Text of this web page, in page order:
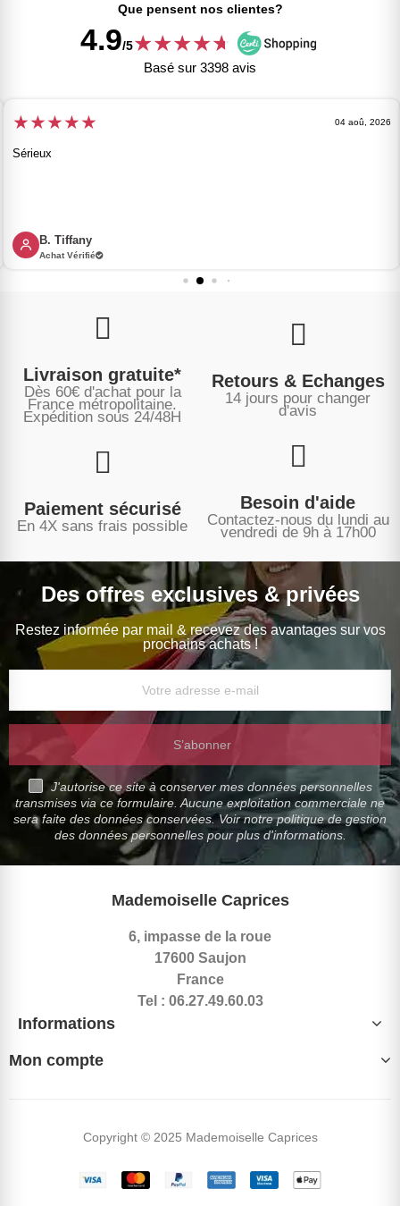
Que pensent nos clientes?
4.9/5★★★★★
★
Basé sur 3398 avis
★★★★★ 04 aoû, 2026
Sérieux
B. Tiffany
Achat Vérifié
Livraison gratuite*
Dès 60€ d'achat pour la
France métropolitaine.
Expédition sous 24/48H
Retours & Echanges
14 jours pour changer
d'avis
Paiement sécurisé
En 4X sans frais possible
Besoin d'aide
Contactez-nous du lundi au
vendredi de 9h à 17h00
Des offres exclusives & privées
Restez informée par mail & recevez des avantages sur vos
prochains achats !
S’abonner
J'autorise ce site à conserver mes données personnelles
transmises via ce formulaire. Aucune exploitation commerciale ne
sera faite des données conservées. Voir notre politique de gestion
des données personnelles pour plus d'informations.
Mademoiselle Caprices
6, impasse de la roue
17600 Saujon
France
Tel : 06.27.49.60.03
Informations
Mon compte
Copyright © 2025 Mademoiselle Caprices